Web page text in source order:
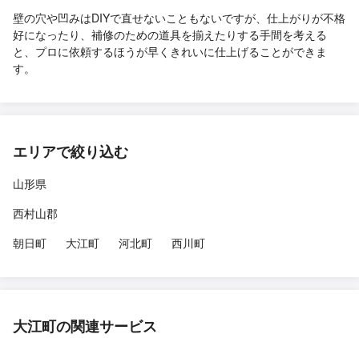
壁の穴や凹みはDIYで直せないこともないですが、仕上がりが不格
好になったり、補修のための道具を揃えたりする手間を考える
と、プロに依頼するほうが早くきれいに仕上げることができま
す。
エリアで絞り込む
山形県
西村山郡
朝日町
大江町 河北町 西川町
大江町の関連サービス